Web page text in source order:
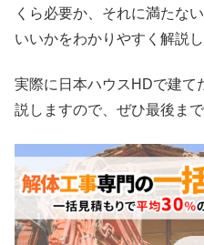
くら必要か、それに満たな
いいかをわかりやすく解説し
実際に日本ハウスHDで建て
説しますので、ぜひ最後ま